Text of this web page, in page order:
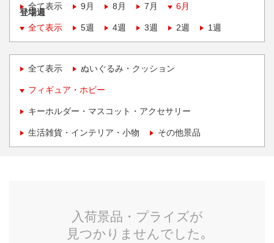
全て表示
9月 8月 7月 6月
登場週
全て表示
5週 4週 3週 2週 1週
全て表示 ぬいぐるみ・クッション
フィギュア・ホビー
キーホルダー・マスコット・アクセサリー
生活雑貨・インテリア・小物 その他景品